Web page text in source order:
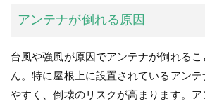
アンテナが倒れる原因
台風や強風が原因でアンテナが倒れる
ん。特に屋根上に設置されているアン
やすく、倒壊のリスクが高まります。